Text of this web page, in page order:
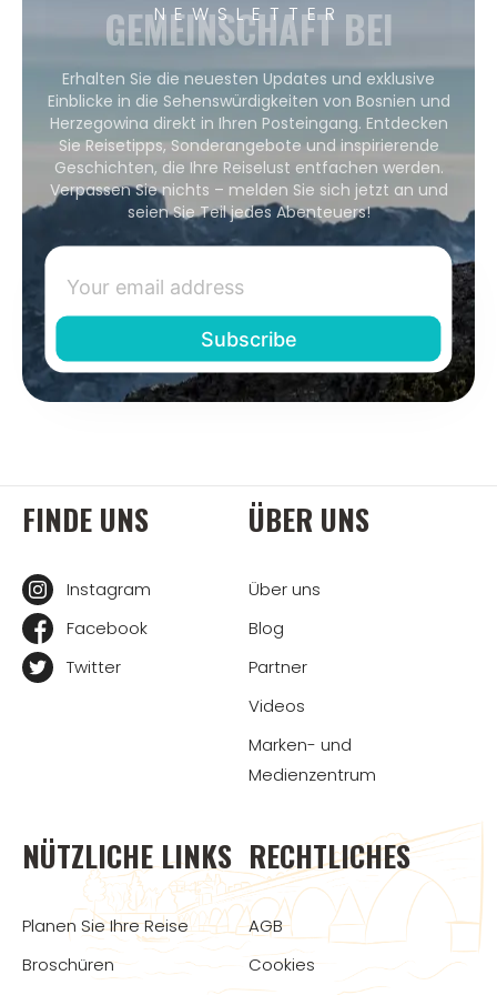
NEWSLETTER
GEMEINSCHAFT BEI
Erhalten Sie die neuesten Updates und exklusive
Einblicke in die Sehenswürdigkeiten von Bosnien und
Herzegowina direkt in Ihren Posteingang. Entdecken
Sie Reisetipps, Sonderangebote und inspirierende
Geschichten, die Ihre Reiselust entfachen werden.
Verpassen Sie nichts – melden Sie sich jetzt an und
seien Sie Teil jedes Abenteuers!
FINDE UNS
Instagram
Facebook
Twitter
ÜBER UNS
Über uns
Blog
Partner
Videos
Marken- und
Medienzentrum
NÜTZLICHE LINKS
Planen Sie Ihre Reise
Broschüren
RECHTLICHES
AGB
Cookies